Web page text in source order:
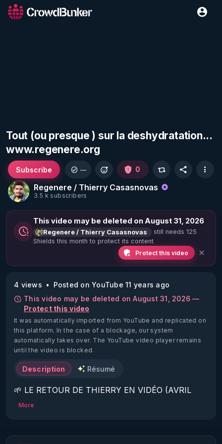
Tout (ou presque ) sur la deshydratation...
www.regenere.org
Regenere / Thierry Casasnovas
3.5 k subscribers
Subscribe — 0
This video may be deleted on August 31, 2026
Regenere / Thierry Casasnovas
still needs 125
Shields this month to protect its content
Protect this video
4 views
Posted on YouTube 11 years ago
This video may be deleted on August 31, 2026 —
Protect this video
It was automatically imported from YouTube and replicated on
this platform. In the case of a blockage, our system
automatically takes over. The YouTube video player remains
until the video is blocked.
Description Résumé
🌱 LE RETOUR DE THIERRY EN VIDÉO (AVRIL
2022)!
https://www.rgnr.fr/presentation.html
More